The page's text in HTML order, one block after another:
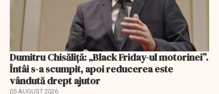
Dumitru Chisăliță: „Black Friday-ul motorinei”.
Întâi s-a scumpit, apoi reducerea este
vândută drept ajutor
05 AUGUST 2026